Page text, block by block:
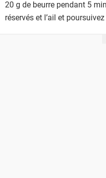
20 g de beurre pendant 5
réservés et l’ail et